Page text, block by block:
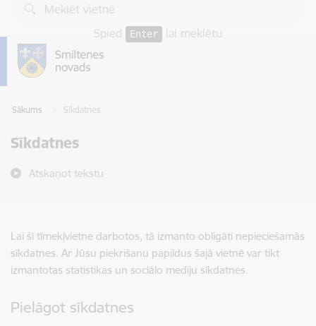
Pāriet uz lapas saturu
Spied
Enter lai meklētu
Sākums Sīkdatnes
Sīkdatnes
Atskaņot tekstu
Lai šī tīmekļvietne darbotos, tā izmanto obligāti nepieciešamās
sīkdatnes. Ar Jūsu piekrišanu papildus šajā vietnē var tikt
izmantotas statistikas un sociālo mediju sīkdatnes.
Pielāgot sīkdatnes